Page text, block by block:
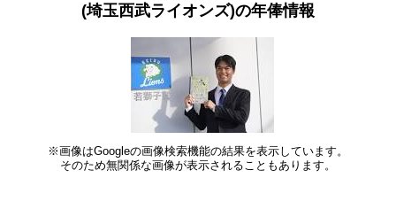
(埼玉西武ライオンズ)の年俸情報
※画像はGoogleの画像検索機能の結果を表示しています。
そのため無関係な画像が表示されることもあります。